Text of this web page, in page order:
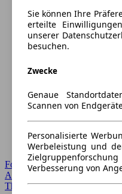
Forum Startseite
Alle Auto-Foren
Themen-Forum
Sie können Ihre
erteilte
unserer
besuchen.
Zwecke
Genaue
Scannen von
Personalisierte
Werbeleistung und
Verbesserung von